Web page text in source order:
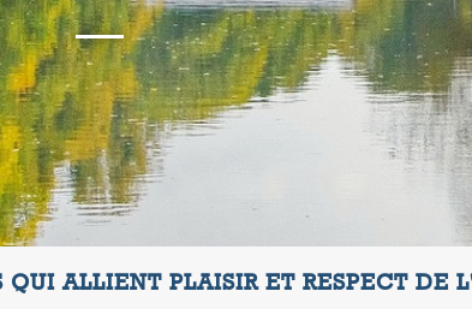
ALLIENT PLAISIR ET RESPECT DE